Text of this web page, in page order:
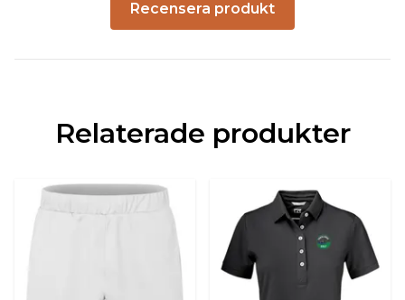
Recensera produkt
Relaterade produkter